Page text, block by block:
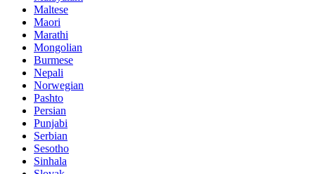
Maltese
Maori
Marathi
Mongolian
Burmese
Nepali
Norwegian
Pashto
Persian
Punjabi
Serbian
Sesotho
Sinhala